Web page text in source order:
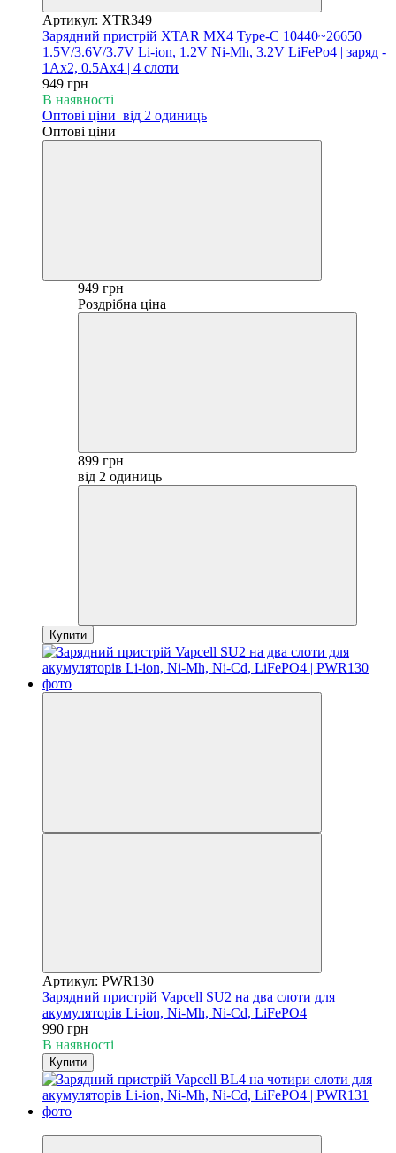
Артикул: XTR349
Зарядний пристрій XTAR MX4 Type-C 10440~26650
1.5V/3.6V/3.7V Li-ion, 1.2V Ni-Mh, 3.2V LiFePo4 | заряд -
1Ax2, 0.5Ax4 | 4 слоти
949 грн
В наявності
Оптові ціни від 2 одиниць
Оптові ціни
949 грн
Роздрібна ціна
899 грн
від 2 одиниць
Купити
Артикул: PWR130
Зарядний пристрій Vapcell SU2 на два слоти для
акумуляторів Li-ion, Ni-Mh, Ni-Cd, LiFePO4
990 грн
В наявності
Купити